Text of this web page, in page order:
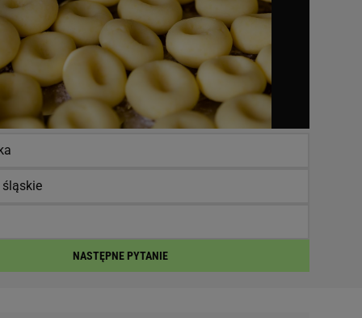
NASTĘPNE PYTANIE